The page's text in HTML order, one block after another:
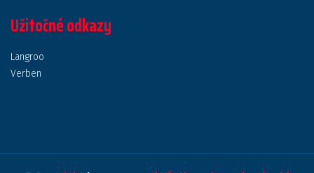
Užitočné odkazy
Langroo
Verben